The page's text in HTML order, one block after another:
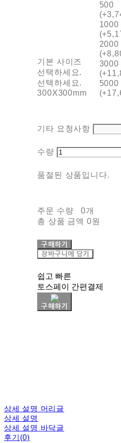
기본 사이즈
선택하세요.
선택하세요.
300X300mm
500
1000
2000
3000
5000
기타 요청사항
수량
품절된 상품입니다.
주문 수량
0개
총 상품 금액 0원
구매하기
장바구니에 담기
쉽고 빠른
토스페이 간편결제
구매하기
상세 설명 머리글
상세 설명
상세 설명 바닥글
후기(0)